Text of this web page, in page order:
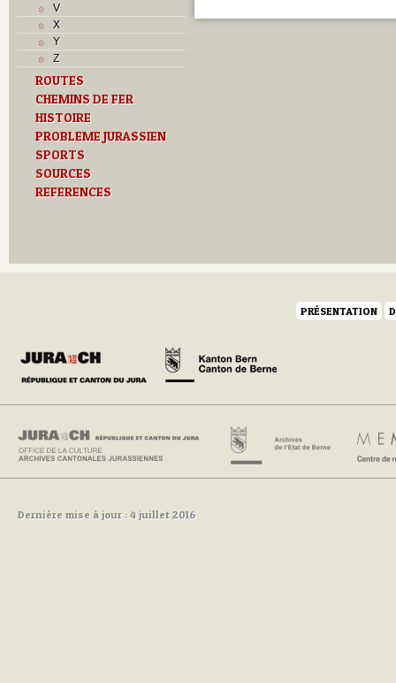
V
X
Y
Z
ROUTES
CHEMINS DE FER
HISTOIRE
PROBLEME JURASSIEN
SPORTS
SOURCES
REFERENCES
PRÉSENTATION
Dernière mise à jour : 4 juillet 2016